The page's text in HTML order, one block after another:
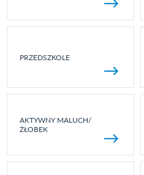
PRZEDSZKOLE
AKTYWNY MALUCH/
ŻŁOBEK